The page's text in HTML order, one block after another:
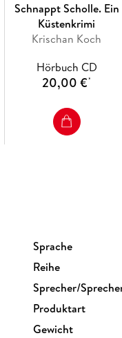
Schnappt Scholle. Ein
Küstenkrimi
Krischan Koch
Hörbuch CD
20,00 €*
Sprache
Reihe
Sprecher/
Produktart
Gewicht